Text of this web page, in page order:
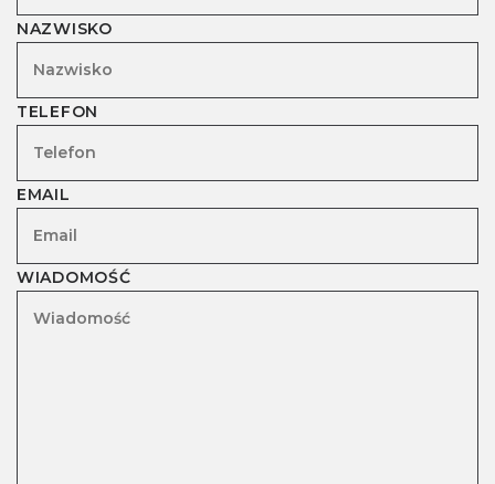
NAZWISKO
TELEFON
EMAIL
WIADOMOŚĆ